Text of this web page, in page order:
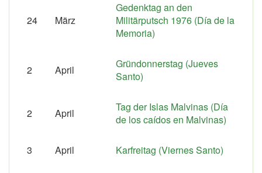
24 März
Gedenktag an den
Militärputsch 1976 (Día de la
Memoria)
2 April
Gründonnerstag (Jueves
Santo)
2 April
Tag der Islas Malvinas (Día
de los caídos en Malvinas)
3 April Karfreitag (Viernes Santo)